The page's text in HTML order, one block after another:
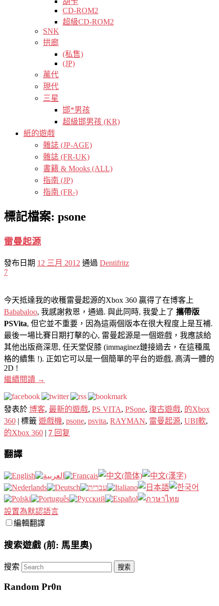
CD-ROM2
超級CD-ROM2
SNK
拱廊
(私售)
(JP)
萬代
現代
三星
邯*男孩
超級邯男孩 (KR)
紙的遊戲
雜誌 (JP-AGE)
雜誌 (FR-UK)
書籍 & Mooks (ALL)
指南 (JP)
指南 (FR-)
標記檔案: psone
雷曼起源
發布日期 12 三月 2012 通過 Dentifritz
7
今天抵達我的收穫雷曼起源的Xbox 360 贏得了在博客上
Bababaloo, 我感謝救恩，通過. 與此同時, 我愛上了 攜帶版
PSVita, 但它並不重要，因為這兩個版本在很大程度上是互補.
最後一場比賽日期打擊的心, 雷曼起源是一個遊戲，我應該給
其他出版商深思, 任天堂促膝 (immaginez鏈接過去，在這種風
格的續集 !). 正如它可以是一個簡單的平台的遊戲, 高清一體的
2D !
繼續閱讀 →
發表於 博客, 最新的遊戲, PS VITA, PSone, 復古遊戲, 的Xbox
360 | 標籤 遊戲機, psone, psvita, RAYMAN, 雷曼起源, UBI軟,
的Xbox 360 | 7 回复
翻譯
設置為默認語言
編輯翻譯
搜索遊戲 (前: 馬里奧)
搜索
Random Pr0n